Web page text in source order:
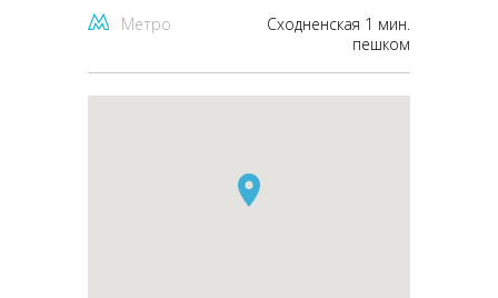
Метро
Сходненская 1 мин.
пешком